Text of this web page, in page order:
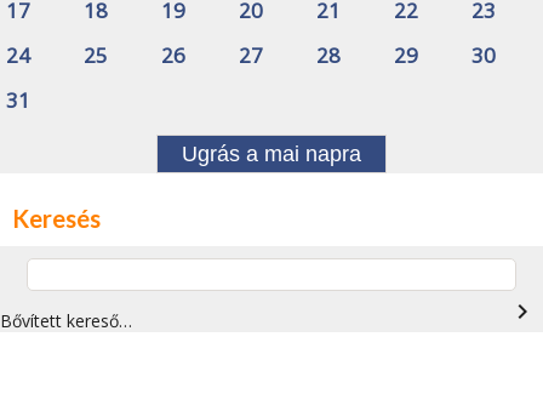
17
18 19 20 21 22
23
24
25 26 27 28 29
30
31
Ugrás a mai napra
Keresés
Bővített kereső… navigate_next